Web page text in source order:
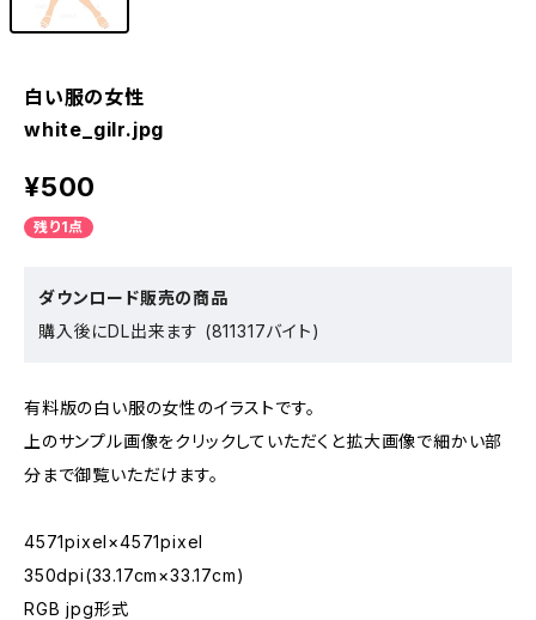
白い服の女性
white_gilr.jpg
¥500
残り1点
ダウンロード販売の商品
購入後にDL出来ます (811317バイト)
有料版の白い服の女性のイラストです。
上のサンプル画像をクリックしていただくと拡大画像で細かい部
分まで御覧いただけます。
4571pixel×4571pixel
350dpi(33.17cm×33.17cm)
RGB jpg形式